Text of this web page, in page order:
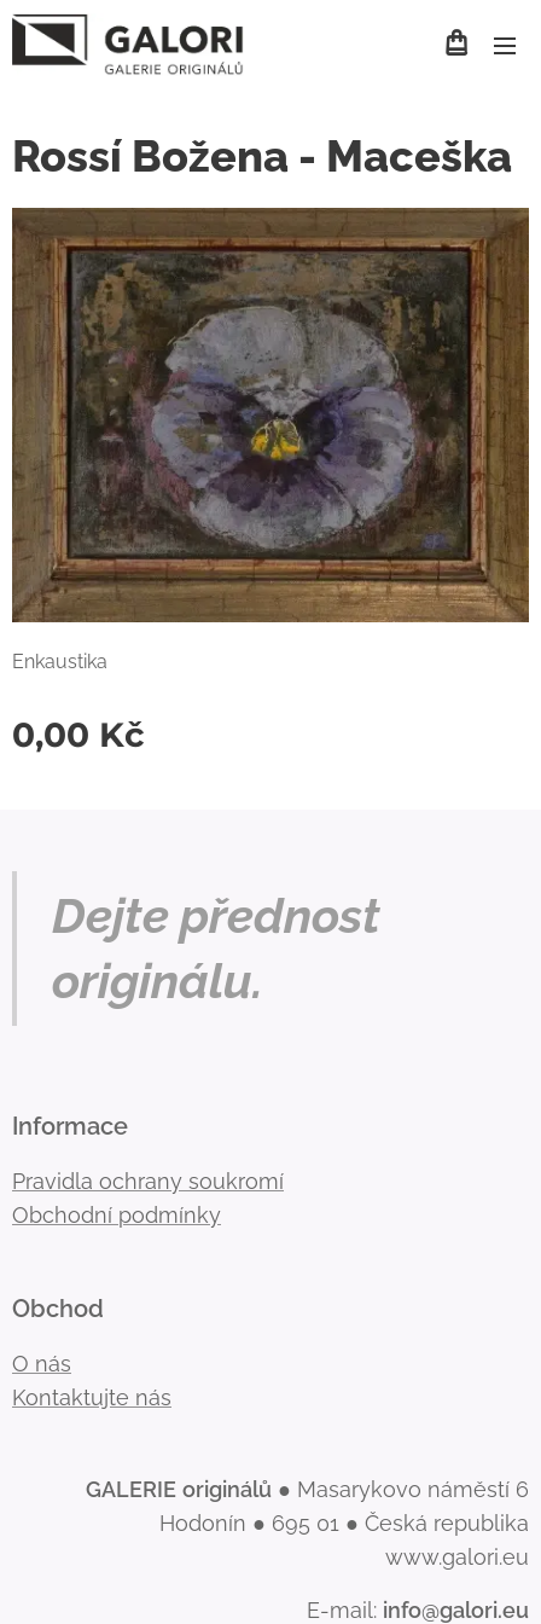
Rossí Božena - Maceška
Enkaustika
0,00 Kč
Dejte přednost
originálu.
Informace
Pravidla ochrany soukromí
Obchodní podmínky
Obchod
O nás
Kontaktujte nás
GALERIE originálů ● Masarykovo náměstí 6
Hodonín ● 695 01 ● Česká republika
www.galori.eu
E-mail: info@galori.eu